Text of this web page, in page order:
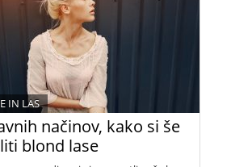
načinov, kako si še
blond lase
IN LAS